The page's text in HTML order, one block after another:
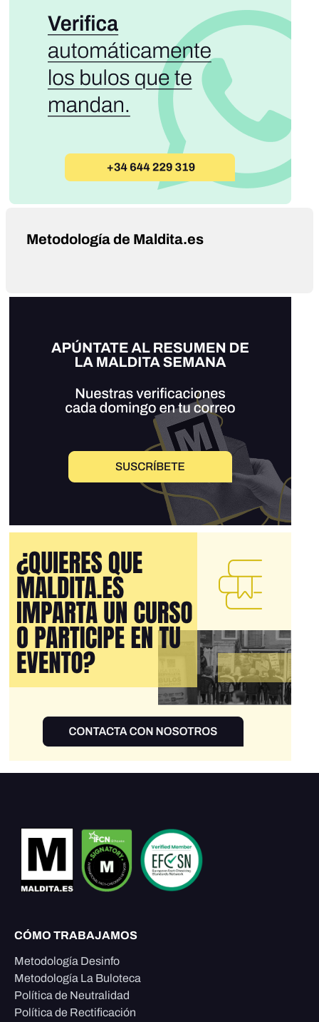
Metodología de Maldita.es
CÓMO TRABAJAMOS
Metodología Desinfo
Metodología La Buloteca
Política de Neutralidad
Política de Rectificación